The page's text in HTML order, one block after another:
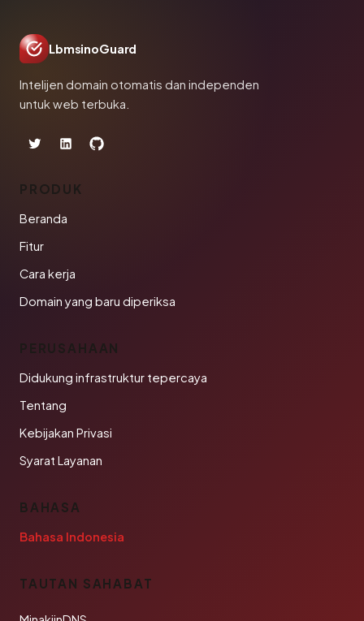
LbmsinoGuard
Intelijen domain otomatis dan independen
untuk web terbuka.
PRODUK
Beranda
Fitur
Cara kerja
Domain yang baru diperiksa
PERUSAHAAN
Didukung infrastruktur tepercaya
Tentang
Kebijakan Privasi
Syarat Layanan
BAHASA
Bahasa Indonesia
TAUTAN SAHABAT